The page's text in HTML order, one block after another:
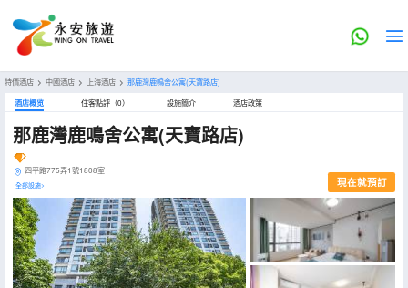
特價酒店 > 中國酒店 > 上海酒店 > 那鹿灣鹿鳴舍公寓(天寶路店)
酒店概览 住客點評（0） 設施簡介 酒店政策
那鹿灣鹿鳴舍公寓(天寶路店)
四平路775弄1號1808室
全部設施> 現在就預訂